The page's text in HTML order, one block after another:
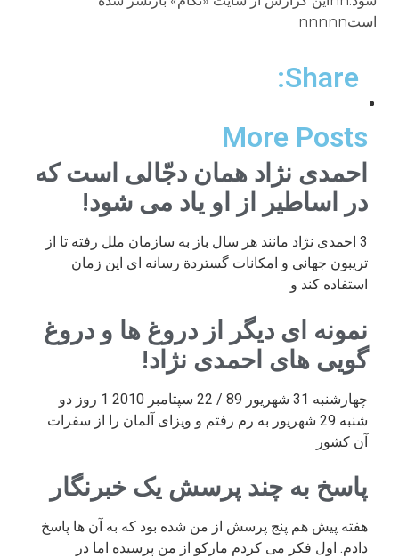
Share:
More Posts
احمدی نژاد همان دجّالی است که
در اساطیر از او یاد می شود!
3 احمدی نژاد مانند هر سال باز به سازمان ملل رفته تا از
تریبون جهانی و امکانات گستردة رسانه ای این زمان
استفاده کند و
نمونه ای دیگر از دروغ ها و دروغ
گویی های احمدی نژاد!
چهارشنبه 31 شهریور 89 / 22 سپتامبر 2010 1 روز دو
شنبه 29 شهریور به رم رفتم و ویزای آلمان را از سفرات
آن کشور
پاسخ به چند پرسش یک خبرنگار
هفته پیش هم پنج پرسش از من شده بود که به آن ها پاسخ
دادم. اول فکر می کردم مارکو از من پرسیده اما در